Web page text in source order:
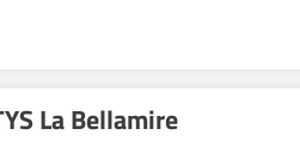
La Bellamire